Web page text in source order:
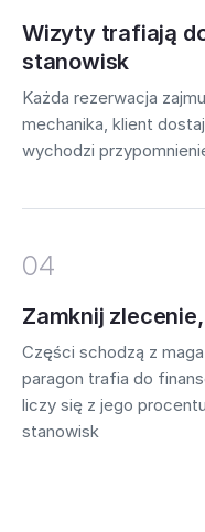
Wizyty trafiają
stanowisk
Każda rezerwacja
mechanika, klient
wychodzi
04
Zamknij
Części schodzą z
paragon trafia do
liczy się z jego
stanowisk